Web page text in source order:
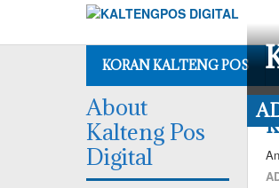
konten
KORAN KALTENG POS
About
Kalteng Pos
Digital
2023